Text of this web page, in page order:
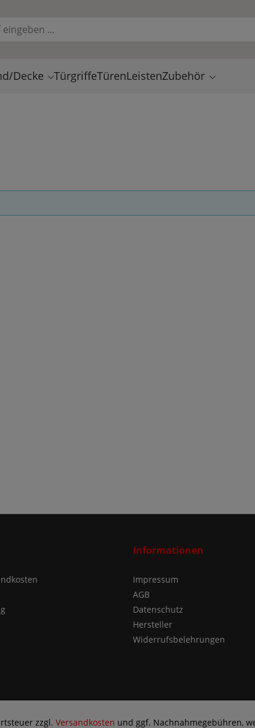
Decke TürgriffeTürenLeistenZubehör
Informationen
Impressum
AGB
Datenschutz
Hersteller
Widerrufsbelehrungen
zzgl. Versandkosten und ggf. Nachnahmegebühren,